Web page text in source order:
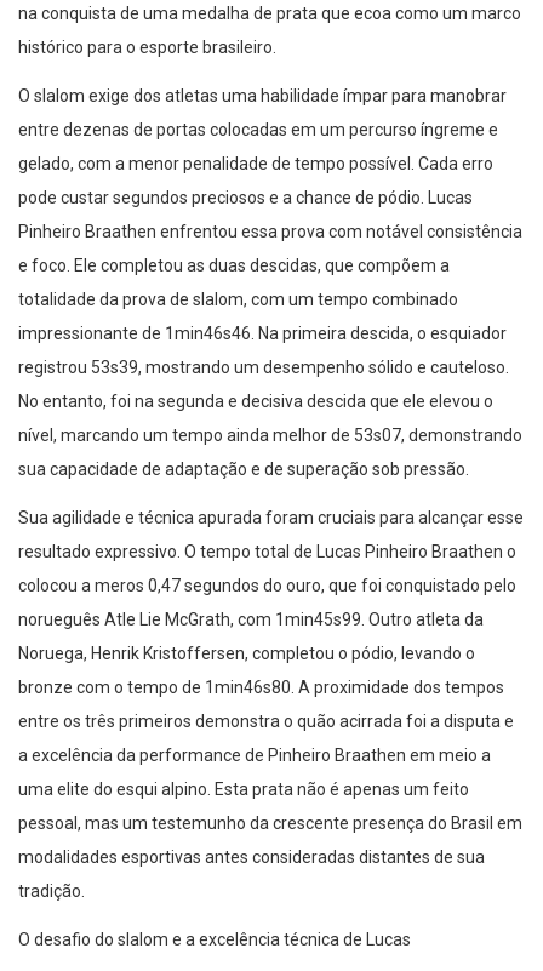
na conquista de uma medalha de prata que ecoa como um marco
histórico para o esporte brasileiro.
O slalom exige dos atletas uma habilidade ímpar para manobrar
entre dezenas de portas colocadas em um percurso íngreme e
gelado, com a menor penalidade de tempo possível. Cada erro
pode custar segundos preciosos e a chance de pódio. Lucas
Pinheiro Braathen enfrentou essa prova com notável consistência
e foco. Ele completou as duas descidas, que compõem a
totalidade da prova de slalom, com um tempo combinado
impressionante de 1min46s46. Na primeira descida, o esquiador
registrou 53s39, mostrando um desempenho sólido e cauteloso.
No entanto, foi na segunda e decisiva descida que ele elevou o
nível, marcando um tempo ainda melhor de 53s07, demonstrando
sua capacidade de adaptação e de superação sob pressão.
Sua agilidade e técnica apurada foram cruciais para alcançar esse
resultado expressivo. O tempo total de Lucas Pinheiro Braathen o
colocou a meros 0,47 segundos do ouro, que foi conquistado pelo
norueguês Atle Lie McGrath, com 1min45s99. Outro atleta da
Noruega, Henrik Kristoffersen, completou o pódio, levando o
bronze com o tempo de 1min46s80. A proximidade dos tempos
entre os três primeiros demonstra o quão acirrada foi a disputa e
a excelência da performance de Pinheiro Braathen em meio a
uma elite do esqui alpino. Esta prata não é apenas um feito
pessoal, mas um testemunho da crescente presença do Brasil em
modalidades esportivas antes consideradas distantes de sua
tradição.
O desafio do slalom e a excelência técnica de Lucas